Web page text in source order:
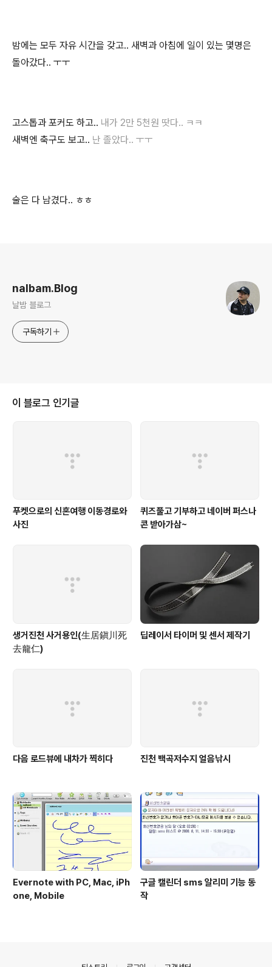
밤에는 모두 자유 시간을 갖고.. 새벽과 아침에 일이 있는 몇명은
돌아갔다.. ㅜㅜ
고스톱과 포커도 하고.. 내가 2만 5천원 땃다.. ㅋㅋ
새벽엔 축구도 보고.. 난 졸았다.. ㅜㅜ
술은 다 남겼다.. ㅎㅎ
nalbam.Blog
날밤 블로그
구독하기
이 블로그 인기글
푸켓으로의 신혼여행 이동경로와
사진
퀴즈풀고 기부하고 네이버 퍼스나
콘 받아가삼~
생거진천 사거용인(生居鎭川死
去龍仁)
딥레이서 타이머 및 센서 제작기
다음 로드뷰에 내차가 찍히다 진천 백곡저수지 얼음낚시
Evernote with PC, Mac, iPh
one, Mobile
구글 캘린더 sms 알리미 기능 동
작